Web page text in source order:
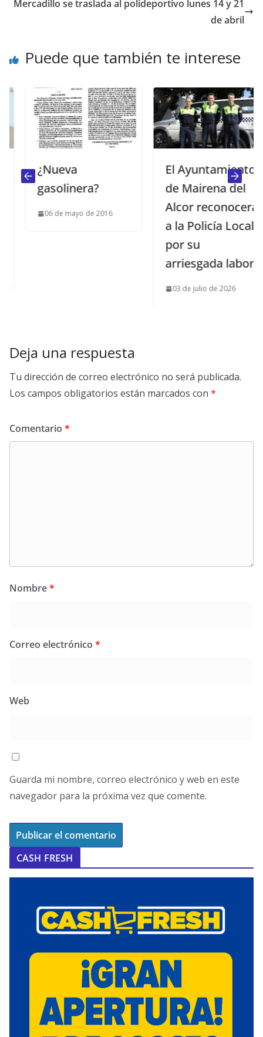
Mercadillo se traslada al polideportivo lunes 14 y 21
de abril
Puede que también te interese
¿Nueva
gasolinera?
06 de mayo de 2016
El Ayuntamiento
de Mairena del
Alcor reconocerá
a la Policía Local
por su
arriesgada labor
03 de julio de 2026
Deja una respuesta
Tu dirección de correo electrónico no será publicada.
Los campos obligatorios están marcados con *
Comentario *
Nombre*
Correo electrónico *
Web
Guarda mi nombre, correo electrónico y web en este
navegador para la próxima vez que comente.
CASH FRESH